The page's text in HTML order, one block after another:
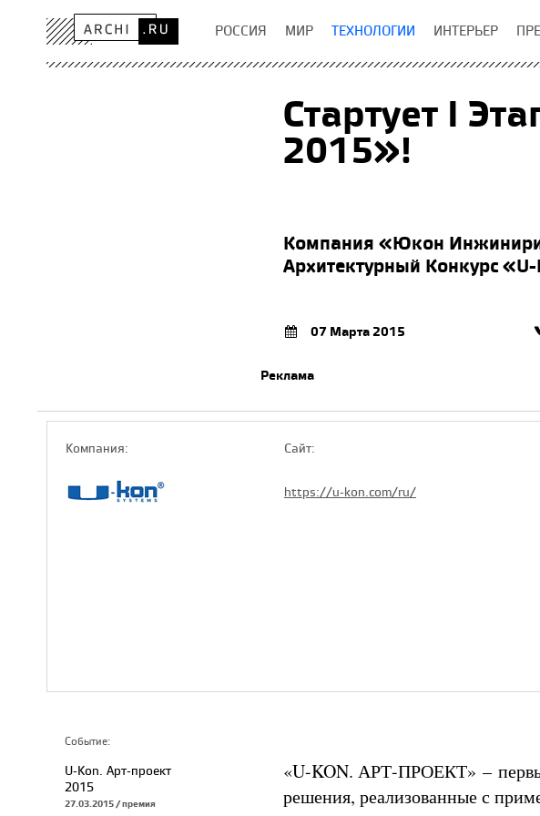
РОССИЯ МИР ТЕХНОЛОГИИ ИНТЕРЬЕР
Стартует I
2015»!
Компания «Юкон
Архитектурный Конкурс
07 Марта 2015
Реклама
Компaния: Сайт:
https://u-kon.com/ru/
Событие:
U-Kon. Арт-проект
2015
27.03.2015 / премия
«U-KON. АРТ-ПРОЕКТ» –
решения, реализованные с